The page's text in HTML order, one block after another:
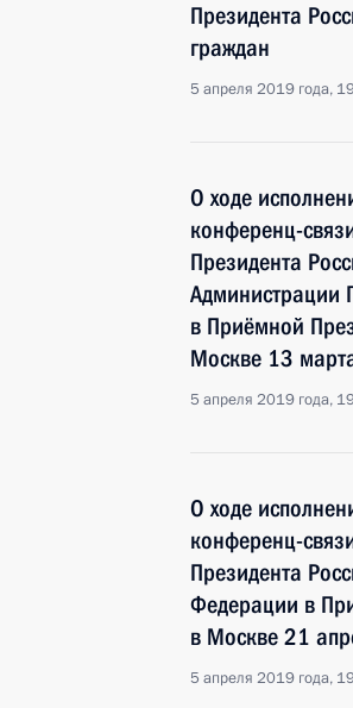
Президента
граждан
5 апреля 2019 года,
О ходе
конференц-
Президента
Администрации
в Приёмной
Москве 13
5 апреля 2019 года,
О ходе
конференц-
Президента
Федерации в
в Москве 21
5 апреля 2019 года,